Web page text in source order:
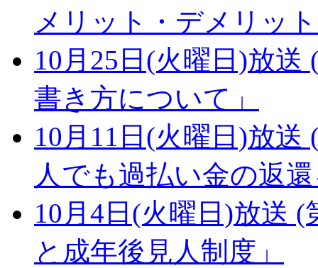
メリット・デメリッ
10月25日(火曜日)放送
書き方について」
10月11日(火曜日)放送
人でも過払い金の返
10月4日(火曜日)放送 (
と成年後見人制度」